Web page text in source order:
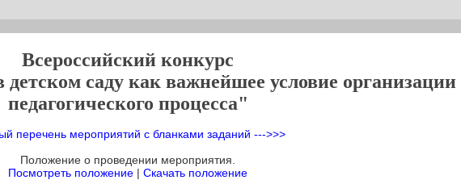
Всероссийский конкурс
детском саду как важнейшее условие организации
педагогического процесса"
перечень мероприятий с бланками заданий --->>>
Положение о проведении мероприятия.
Посмотреть положение | Скачать положение